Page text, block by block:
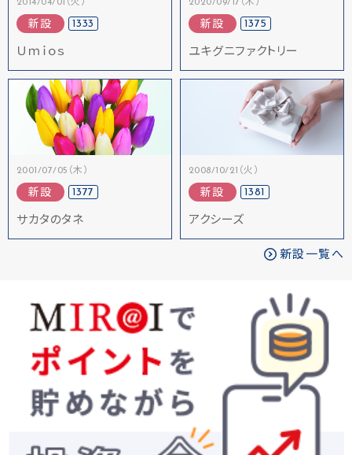
2014/04/01（火）
新設 1333
Ｕｍｉｏｓ
2020/09/17（木）
新設 1375
ユキグニファクトリー
2001/07/05（木）
新設 1377
サカタのタネ
2008/10/21（火）
新設 1381
アクシーズ
新設一覧へ